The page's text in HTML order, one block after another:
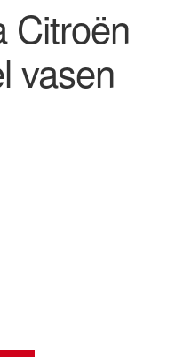
Citroën
vasen